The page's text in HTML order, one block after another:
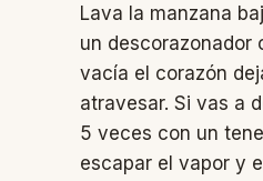
Lava la manzana
un descorazonador
vacía el corazón
atravesar. Si vas a
5 veces con un
escapar el vapor y